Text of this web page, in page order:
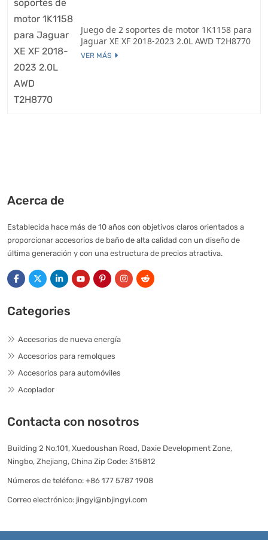
Juego de 2 soportes de motor 1K1158 para
Jaguar XE XF 2018-2023 2.0L AWD T2H8770
VER MÁS
Acerca de
Establecida hace más de 10 años con objetivos claros orientados a
proporcionar accesorios de baño de alta calidad con un diseño de
última generación y con una estructura de precios atractiva.
Categories
Accesorios de nueva energía
Accesorios para remolques
Accesorios para automóviles
Acoplador
Contacta con nosotros
Building 2 No.101, Xuedoushan Road, Daxie Development Zone,
Ningbo, Zhejiang, China Zip Code: 315812
Números de teléfono: +86 177 5787 1908
Correo electrónico: jingyi@nbjingyi.com